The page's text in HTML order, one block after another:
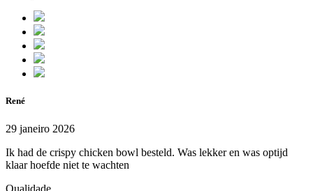
René
29 janeiro 2026
Ik had de crispy chicken bowl besteld. Was lekker en was optijd
klaar hoefde niet te wachten
Qualidade